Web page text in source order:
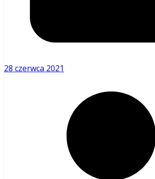
28 czerwca 2021